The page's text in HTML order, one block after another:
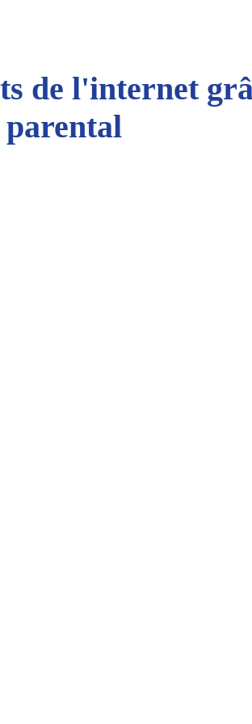
de l'internet